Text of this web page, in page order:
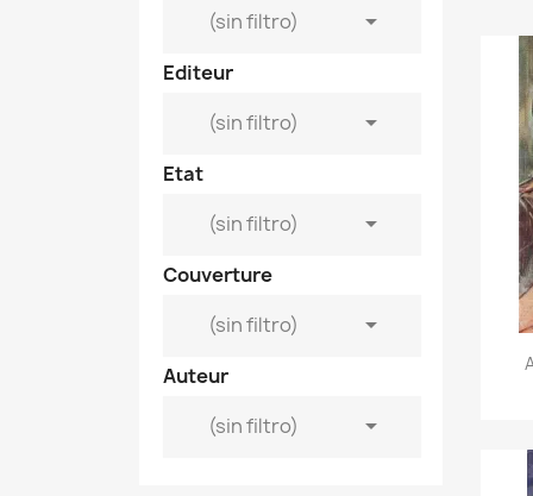
(sin filtro)

Editeur
(sin filtro)

Etat
(sin filtro)

Couverture
(sin filtro)

Auteur
(sin filtro)
